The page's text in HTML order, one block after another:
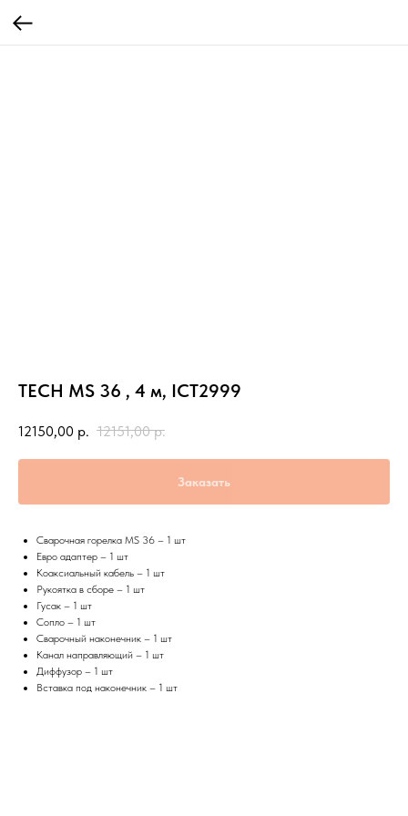
TECH MS 36 , 4 м, ICT2999
12150,00 р. 12151,00 р.
Заказать
Сварочная горелка MS 36 – 1 шт
Евро адаптер – 1 шт
Коаксиальный кабель – 1 шт
Рукоятка в сборе – 1 шт
Гусак – 1 шт
Сопло – 1 шт
Сварочный наконечник – 1 шт
Канал направляющий – 1 шт
Диффузор – 1 шт
Вставка под наконечник – 1 шт